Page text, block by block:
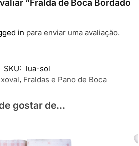
“Fralda de Boca Bordado
in para enviar uma avaliação.
SKU: lua-sol
, Fraldas e Pano de Boca
gostar de...